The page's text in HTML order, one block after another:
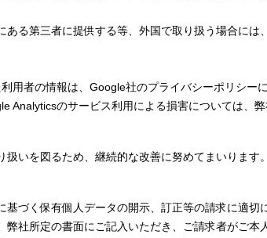
る第三者に提供する等、外国で取り扱う場合に
用者の情報は、Google社のプライバシーポリシ
Analyticsのサービス利用による損害については、
いを図るため、継続的な改善に努めてまいります。
づく保有個人データの開示、訂正等の請求に適切
社所定の書面にご記入いただき、ご請求者がご